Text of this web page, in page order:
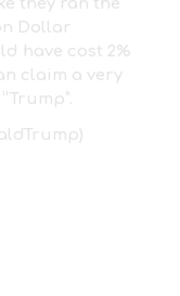
Dollar
have cost 2%
claim a very